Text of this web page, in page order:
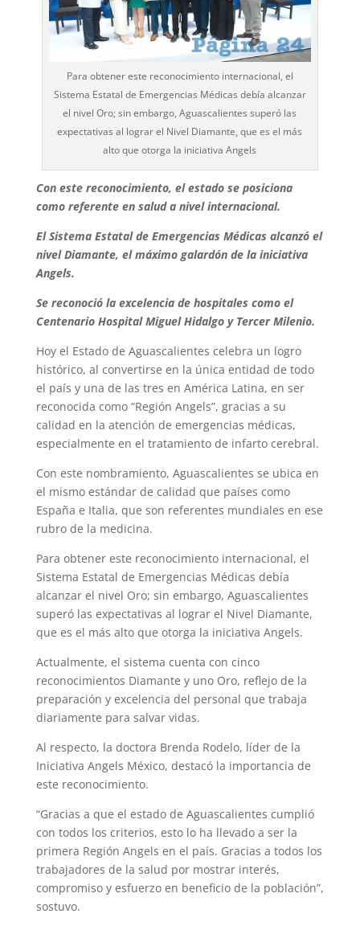
Para obtener este reconocimiento internacional, el
Sistema Estatal de Emergencias Médicas debía alcanzar
el nivel Oro; sin embargo, Aguascalientes superó las
expectativas al lograr el Nivel Diamante, que es el más
alto que otorga la iniciativa Angels
Con este reconocimiento, el estado se posiciona
como referente en salud a nivel internacional.
El Sistema Estatal de Emergencias Médicas alcanzó el
nivel Diamante, el máximo galardón de la iniciativa
Angels.
Se reconoció la excelencia de hospitales como el
Centenario Hospital Miguel Hidalgo y Tercer Milenio.
Hoy el Estado de Aguascalientes celebra un logro
histórico, al convertirse en la única entidad de todo
el país y una de las tres en América Latina, en ser
reconocida como “Región Angels”, gracias a su
calidad en la atención de emergencias médicas,
especialmente en el tratamiento de infarto cerebral.
Con este nombramiento, Aguascalientes se ubica en
el mismo estándar de calidad que países como
España e Italia, que son referentes mundiales en ese
rubro de la medicina.
Para obtener este reconocimiento internacional, el
Sistema Estatal de Emergencias Médicas debía
alcanzar el nivel Oro; sin embargo, Aguascalientes
superó las expectativas al lograr el Nivel Diamante,
que es el más alto que otorga la iniciativa Angels.
Actualmente, el sistema cuenta con cinco
reconocimientos Diamante y uno Oro, reflejo de la
preparación y excelencia del personal que trabaja
diariamente para salvar vidas.
Al respecto, la doctora Brenda Rodelo, líder de la
Iniciativa Angels México, destacó la importancia de
este reconocimiento.
“Gracias a que el estado de Aguascalientes cumplió
con todos los criterios, esto lo ha llevado a ser la
primera Región Angels en el país. Gracias a todos los
trabajadores de la salud por mostrar interés,
compromiso y esfuerzo en beneficio de la población”,
sostuvo.